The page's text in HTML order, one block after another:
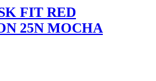
FIT RED
25N MOCHA